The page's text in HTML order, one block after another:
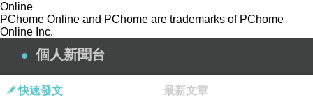
Online
PChome Online and PChome are trademarks of PChome
Online Inc.
個人新聞台
快速發文 最新文章